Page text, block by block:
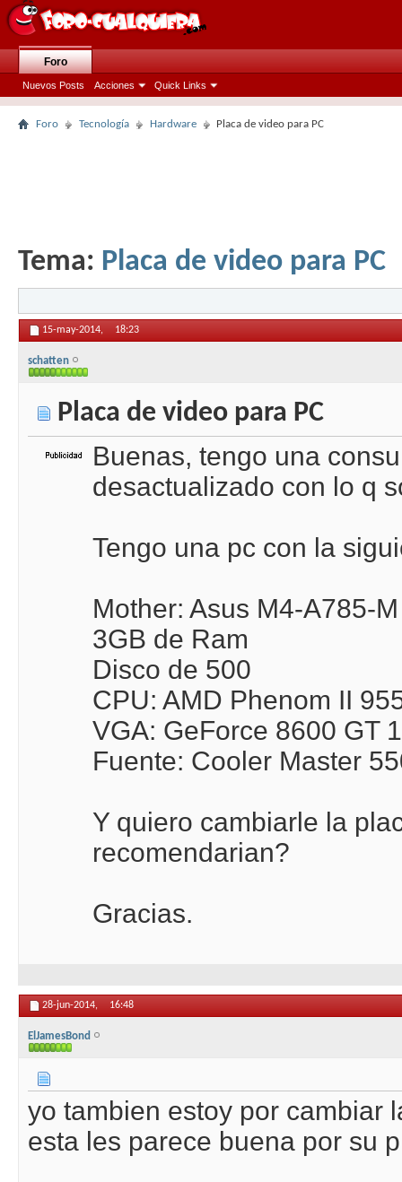
Foro
Nuevos Posts Acciones Quick Links
Foro Tecnología Hardware Placa de video para PC
Tema: Placa de video para PC
15-may-2014, 18:23
schatten
Placa de video para PC
Buenas, tengo una
desactualizado con lo q
Tengo una pc con la
Mother: Asus M4-A785-
3GB de Ram
Disco de 500
CPU: AMD Phenom II
VGA: GeForce 8600 GT
Fuente: Cooler Master
Y quiero cambiarle la
recomendarian?
Gracias.
28-jun-2014, 16:48
ElJamesBond
yo tambien estoy por cambiar
esta les parece buena por su